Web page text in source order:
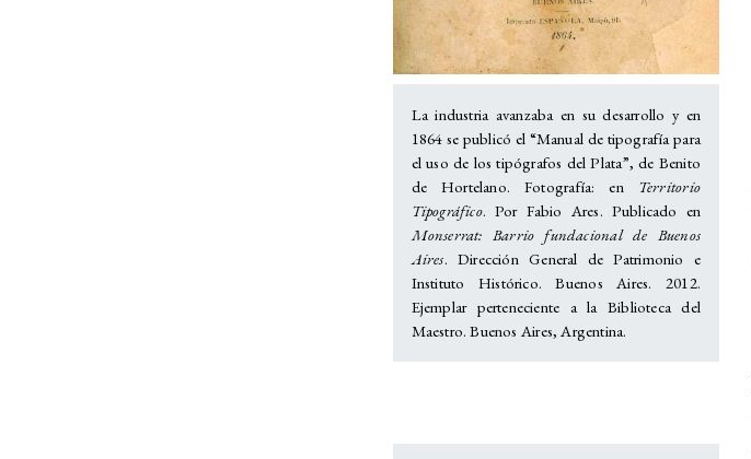
La industria avanzaba en su desarrollo y en
1864 se publicó el “Manual de tipografía para
el uso de los tipógrafos del Plata”, de Benito
de Hortelano. Fotografía: en Territorio
Tipográfico. Por Fabio Ares. Publicado en
Monserrat: Barrio fundacional de Buenos
Aires. Dirección General de Patrimonio e
Instituto Histórico. Buenos Aires. 2012.
Ejemplar perteneciente a la Biblioteca del
Maestro. Buenos Aires, Argentina.